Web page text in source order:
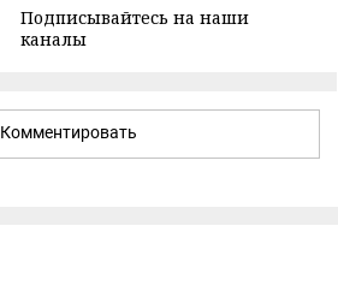
Подписывайтесь на наши
каналы
Комментировать